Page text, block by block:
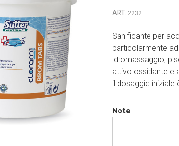
ART. 2232
Sanificante per
particolarmente
idromassaggio,
attivo ossidante e
il dosaggio iniziale
Note